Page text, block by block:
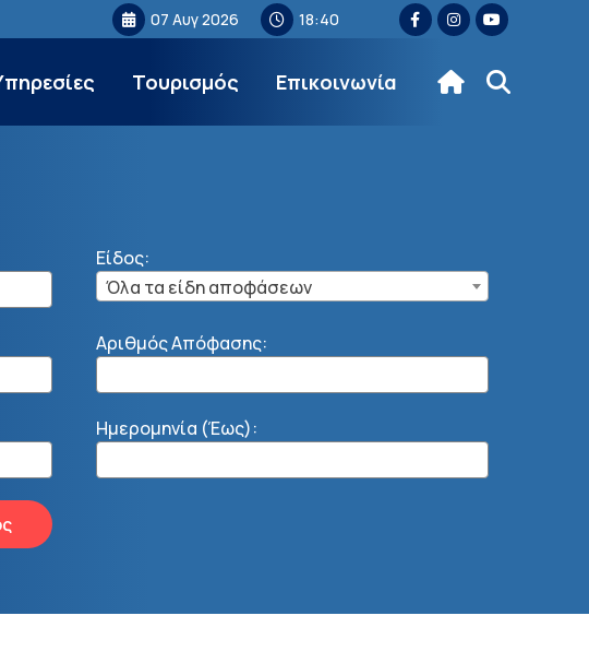
07 Αυγ 2026 18:40
Τουρισμός Επικοινωνία
Είδος:
Όλα τα είδη αποφάσεων
Αριθμός Απόφασης:
Ημερομηνία (Έως):